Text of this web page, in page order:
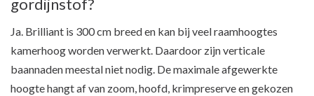
gordijnstof?
Ja. Brilliant is 300 cm breed en kan bij veel raamhoogtes
kamerhoog worden verwerkt. Daardoor zijn verticale
baannaden meestal niet nodig. De maximale afgewerkte
hoogte hangt af van zoom, hoofd, krimpreserve en gekozen